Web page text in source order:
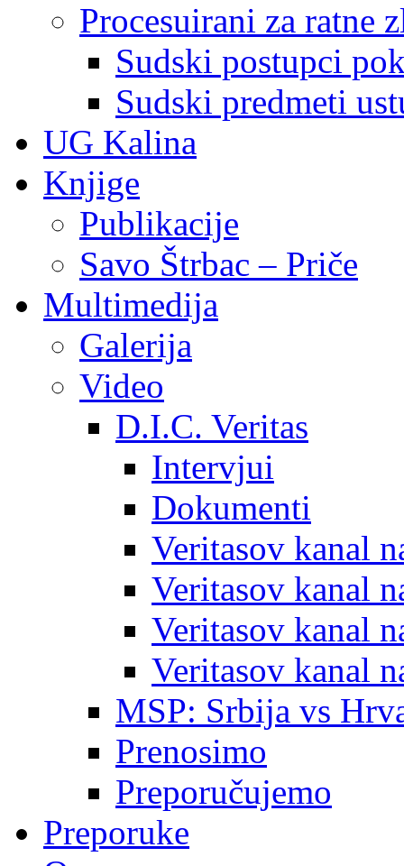
Procesuirani za ratne
Sudski postupci
Sudski predmeti
UG Kalina
Knjige
Publikacije
Savo Štrbac – Priče
Multimedija
Galerija
Video
D.I.C. Veritas
Intervjui
Dokumenti
Veritasov kanal
Veritasov kanal
Veritasov kanal
Veritasov kanal
MSP: Srbija vs
Prenosimo
Preporučujemo
Preporuke